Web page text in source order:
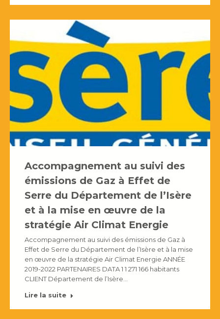
Accompagnement au suivi des
émissions de Gaz à Effet de
Serre du Département de l’Isère
et à la mise en œuvre de la
stratégie Air Climat Energie
Accompagnement au suivi des émissions de Gaz à
Effet de Serre du Département de l’Isère et à la mise
en œuvre de la stratégie Air Climat Energie ANNÉE
2019-2022 PARTENAIRES DATA 1 1 271 166 habitants
CLIENT Département de l’Isère…
Lire la suite